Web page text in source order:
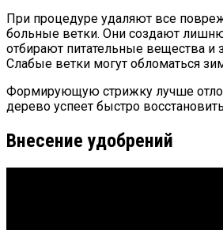
При процедуре удаляют все
больные ветки. Они создают
отбирают питательные вещества и
Слабые ветки могут обломаться
Формирующую стрижку лучше
дерево успеет быстро
Внесение удобрений